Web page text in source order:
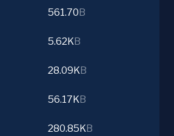
561.70 B
5.62KB
28.09KB
56.17KB
280.85KB